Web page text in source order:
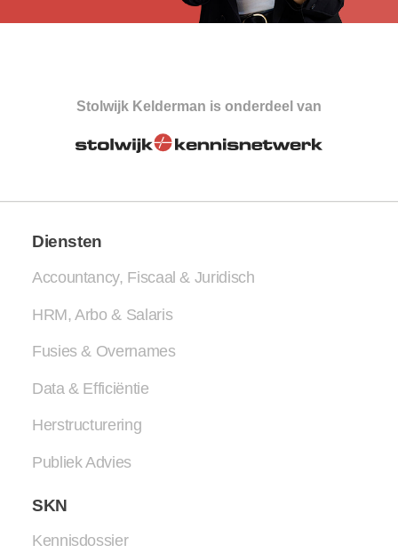
Stolwijk Kelderman is onderdeel van
Diensten
Accountancy, Fiscaal & Juridisch
HRM, Arbo & Salaris
Fusies & Overnames
Data & Efficiëntie
Herstructurering
Publiek Advies
SKN
Kennisdossier